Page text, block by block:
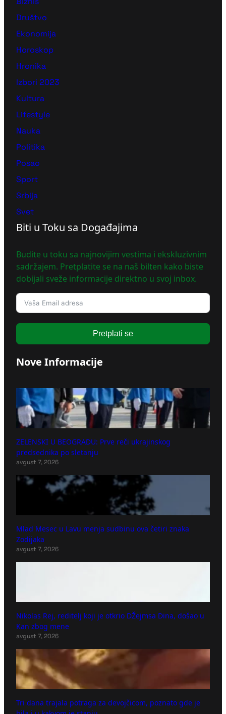
Društvo
Ekonomija
Horoskop
Hronika
Izbori 2023
Kultura
Lifestyle
Nauka
Politika
Posao
Sport
Srbija
Svet
Biti u Toku sa Događajima
Budite u toku sa najnovijim vestima i ekskluzivnim
sadržajem. Pretplatite se na naš bilten kako biste
dobijali sveže informacije direktno u svoj inbox.
Pretplati se
Nove Informacije
ZELENSKI U BEOGRADU: Prve reči ukrajinskog
predsednika po sletanju
avgust 7, 2026
Mlad Mesec u Lavu menja sudbinu ova četiri znaka
Zodijaka
avgust 7, 2026
Nikolas Rej, reditelj koji je otkrio DŽejmsa Dina, došao u
Kan zbog mene
avgust 7, 2026
Tri dana trajala potraga za devojčicom, poznato gde je